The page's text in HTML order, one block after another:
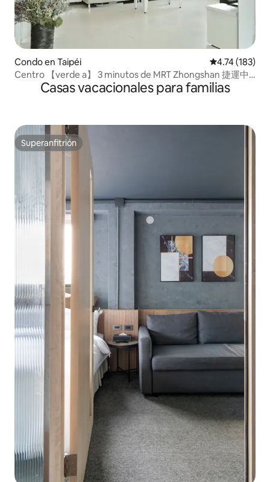
Condo en Taipéi Calificación
4.74 (183)
Centro 【verde a】 3 minutos de MRT Zhongshan 捷運中
Casas vacacionales para familias
Superanfitrión
Superanfitrión